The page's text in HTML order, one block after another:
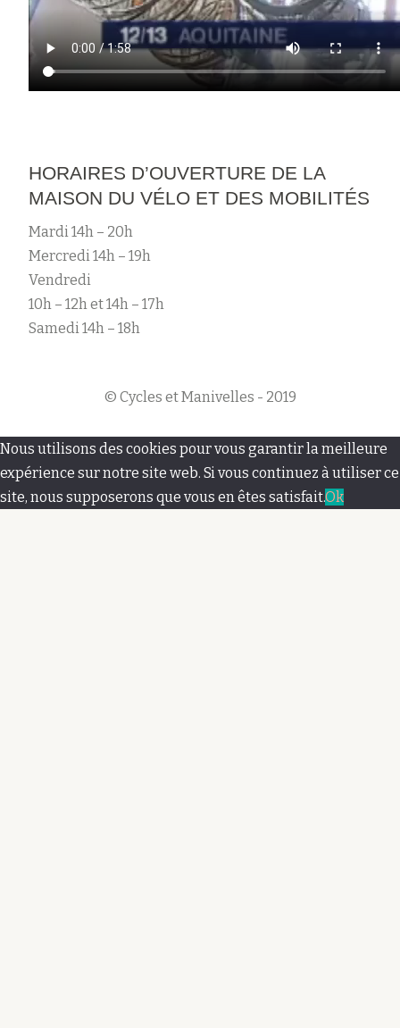
HORAIRES D’OUVERTURE DE LA
MAISON DU VÉLO ET DES MOBILITÉS
Mardi 14h – 20h
Mercredi 14h – 19h
Vendredi
10h – 12h et 14h – 17h
Samedi 14h – 18h
© Cycles et Manivelles - 2019
M
e
n
Nous utilisons des cookies pour vous garantir la meilleure
expérience sur notre site web. Si vous continuez à utiliser ce
site, nous supposerons que vous en êtes satisfait.Ok